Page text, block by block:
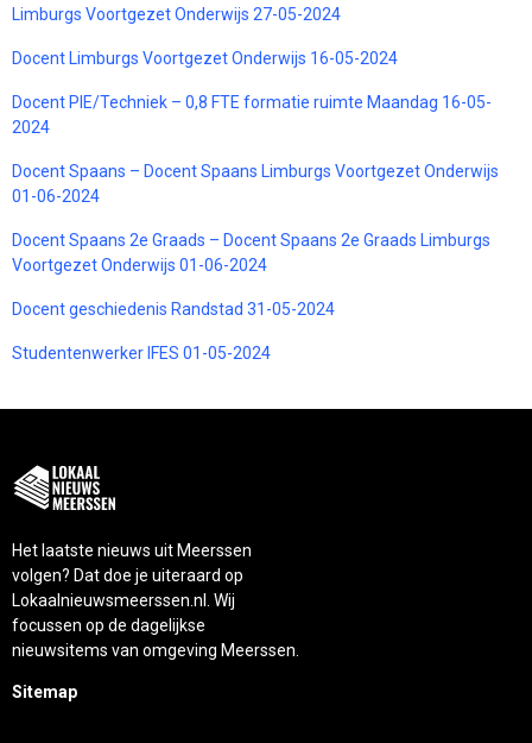
Limburgs Voortgezet Onderwijs 27-05-2024
Docent Limburgs Voortgezet Onderwijs 16-05-2024
Docent PIE/Techniek – 0,8 FTE formatie ruimte Maandag 16-05-
2024
Docent Spaans – Docent Spaans Limburgs Voortgezet Onderwijs
01-06-2024
Docent Spaans 2e Graads – Docent Spaans 2e Graads Limburgs
Voortgezet Onderwijs 01-06-2024
Docent geschiedenis Randstad 31-05-2024
Studentenwerker IFES 01-05-2024
Het laatste nieuws uit Meerssen
volgen? Dat doe je uiteraard op
Lokaalnieuwsmeerssen.nl. Wij
focussen op de dagelijkse
nieuwsitems van omgeving Meerssen.
Sitemap